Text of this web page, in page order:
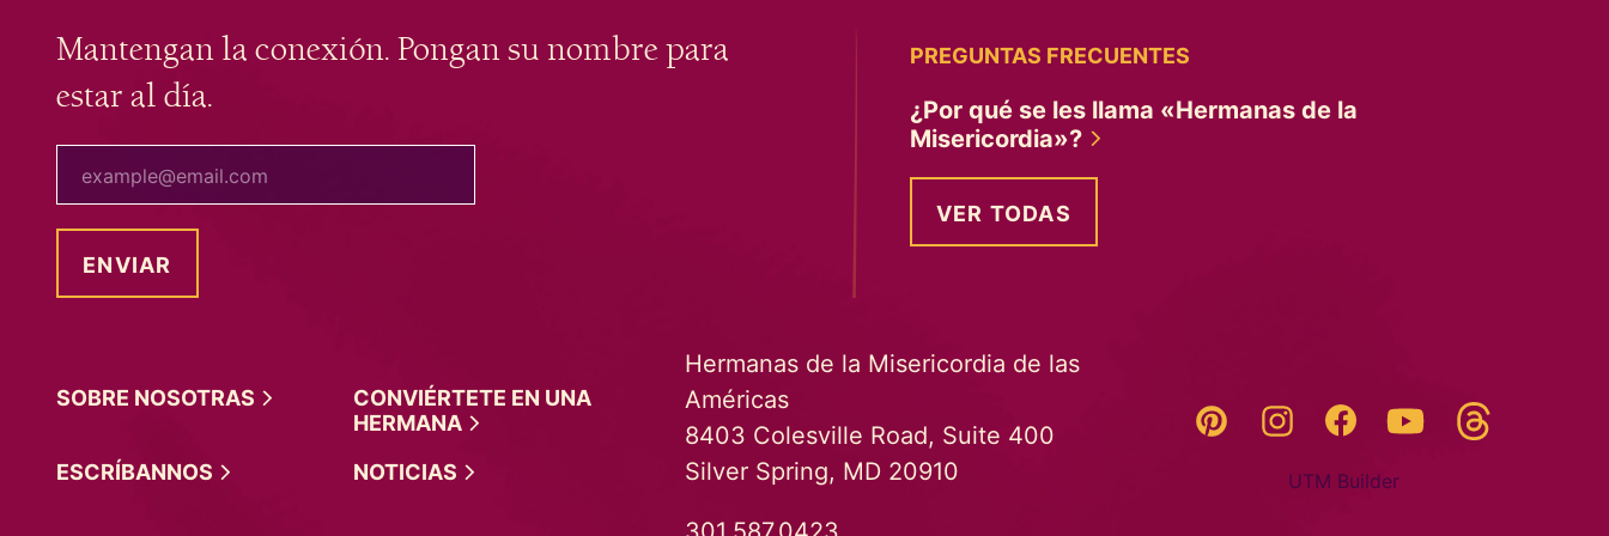
Mantengan la conexión. Pongan su nombre para
estar al día.
PREGUNTAS FRECUENTES
¿Por qué se les llama «Hermanas de la
Misericordia»?
VER TODAS
SOBRE NOSOTRAS
CONVIÉRTETE EN UNA
HERMANA
ESCRÍBANNOS
NOTICIAS
Hermanas de la Misericordia de las
Américas
8403 Colesville Road, Suite 400
Silver Spring, MD 20910
Pinterest InstagramFacebookYouTube
UTM Builder